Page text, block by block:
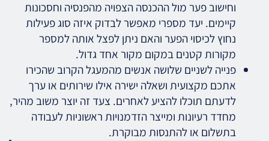
וחישוב פער מול ההכנסה הצפויה מהפנסיה וחסכונות
קיימים. יעד מספרי מאפשר לבדוק איזה סוג פעילות
נחוץ לכיסוי הפער והאם ניתן לפצל אותה למספר
מקורות קטנים במקום מקור אחד גדול.
פנייה לשניים שלושה אנשים מהמעגל הקרוב שהכירו
אתכם מקצועית ושאלה ישירה אילו שירותים או ערך
לדעתם תוכלו להציע לאחרים. צעד זה יוצר משוב מהיר,
מחדד רעיונות ומייצר הזדמנויות ראשוניות לעבודה
בתשלום או להתנסות מבוקרת.